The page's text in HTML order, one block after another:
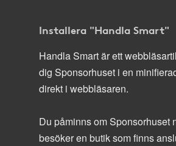
Installera "Handla Smart"
Handla Smart är ett
dig Sponsorhuset i en
direkt i webbläsaren.
Du påminns om Sponsorhuset
besöker en butik som finns